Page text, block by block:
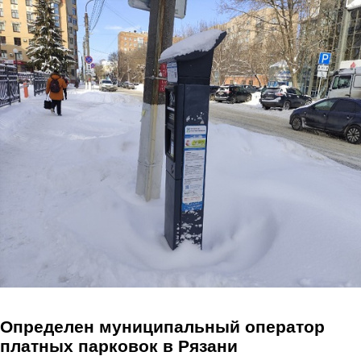
Перейти к основному содержанию
Определен муниципальный оператор
платных парковок в Рязани